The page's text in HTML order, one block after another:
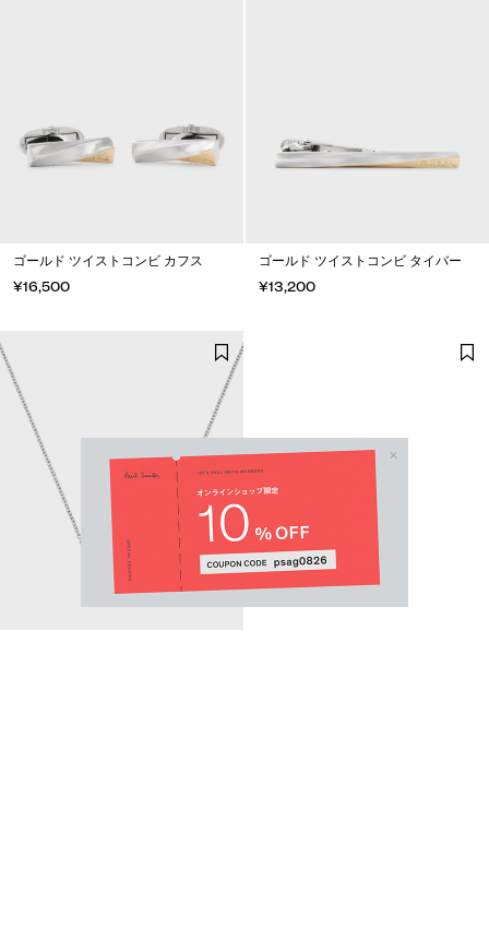
ゴールド ツイストコンビ カフス
¥16,500
ゴールド ツイストコンビ タイバー
¥13,200